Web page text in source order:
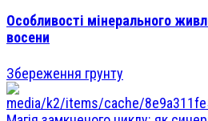
Особливості мінерального
восени
Збереження грунту